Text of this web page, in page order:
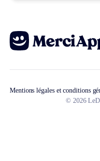
Mentions légales et conditions
© 2026